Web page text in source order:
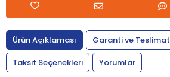
Ürün Açıklaması
Garanti ve Teslimat
Taksit Seçenekleri
Yorumlar